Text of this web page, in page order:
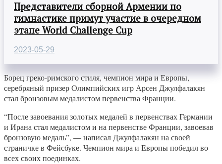
Представители сборной Армении по
гимнастике примут участие в очередном
этапе World Challenge Cup
2023-05-29
Борец греко-римского стиля, чемпион мира и Европы,
серебряный призер Олимпийских игр Арсен Джулфалакян
стал бронзовым медалистом первенства Франции.
“После завоевания золотых медалей в первенствах Германии
и Ирана стал медалистом и на первенстве Франции, завоевав
бронзовую медаль”, — написал Джулфалакян на своей
страничке в Фейсбуке. Чемпион мира и Европы победил во
всех своих поединках.